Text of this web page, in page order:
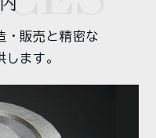
・販売と精密な
ます。